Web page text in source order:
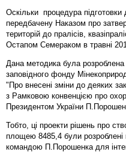
Оскільки процедура
передбачену Наказом про
територій до пралісів,
Остапом Семераком в травні
Дана методика була
заповідного фонду
"Про внесені зміни до деяких
з Рамковою конвенцією про
Президентом України
Тобто, ці проекти рішень про
площею 8485,4 були розроблені
командою П.Порошенка для